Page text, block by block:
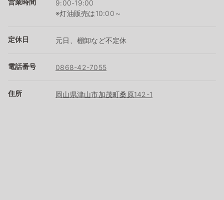
営業時間
9:00-19:00
※灯油販売は10:00～
定休日 元日、棚卸など不定休
電話番号 0868-42-7055
住所 岡山県津山市加茂町桑原142-1